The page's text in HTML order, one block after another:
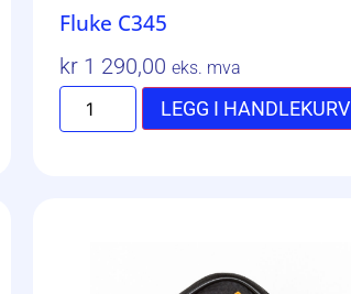
Fluke C345
kr1 290,00 eks. mva
LEGG I HANDLEKURV